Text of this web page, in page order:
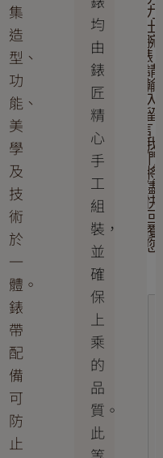
集
造
型、
功
能、
美
學
及
技
術
於
一
體。
錶
帶
配
備
可
防
止
均
由
錶
匠
精
心
手
工
組
裝，
並
確
保
上
乘
的
品
質。
此
力
士
腕
錶。
請
輸
入
留
言，
我
們
將
儘
快
回
覆
您